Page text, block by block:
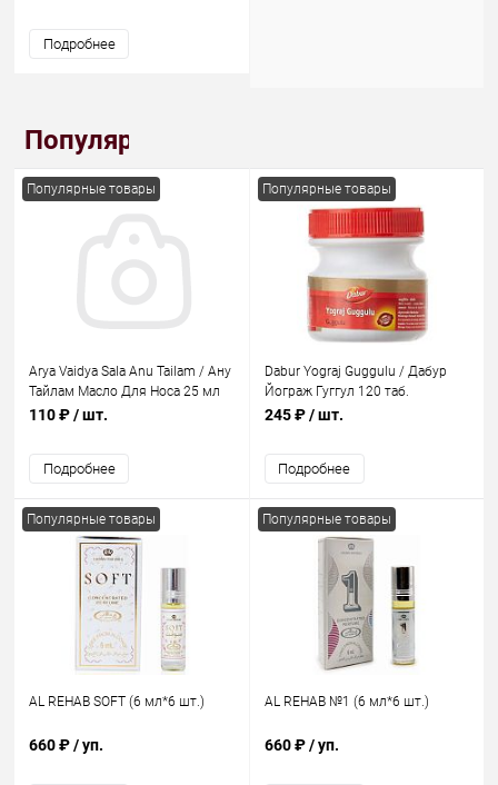
Подробнее
Популярные товары
Популярные товары
Arya Vaidya Sala Anu Tailam / Ану
Тайлам Масло Для Носа 25 мл
110 ₽/ шт.
Подробнее
Популярные товары
Dabur Yograj Guggulu / Дабур
Йограж Гуггул 120 таб.
245 ₽/ шт.
Подробнее
Популярные товары
AL REHAB SOFT (6 мл*6 шт.)
660 ₽/ уп.
Популярные товары
AL REHAB №1 (6 мл*6 шт.)
660 ₽/ уп.